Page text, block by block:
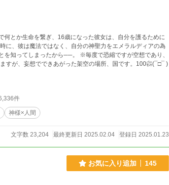
とか生命を繋ぎ、16歳になった彼女は、自分を護るために
。 ※毎度で恐縮ですが空想であり、
すが、妄想でできあがった架空の場所、国です。100㌫(¯□¯ )
件
神様×人間
文字数 23,204 最終更新日 2025.02.04 登録日 2025.01.23
お気に入り追加 145